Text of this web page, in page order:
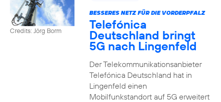
Credits: Jörg Borm
BESSERES NETZ FÜR DIE VORDERPFALZ
Telefónica
Deutschland bringt
5G nach Lingenfeld
Der Telekommunikationsanbieter
Telefónica Deutschland hat in
Lingenfeld einen
Mobilfunkstandort auf 5G erweitert